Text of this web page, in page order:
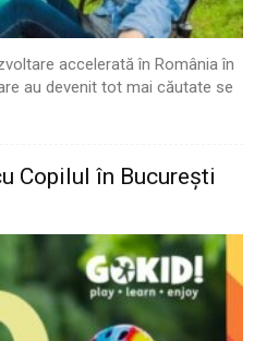
accelerată în România în
au devenit tot mai căutate se
Copilul în București